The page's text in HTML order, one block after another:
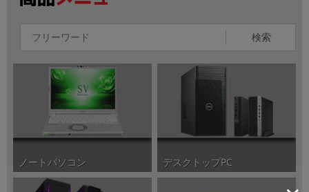
検索
ノートパソコン デスクトップPC